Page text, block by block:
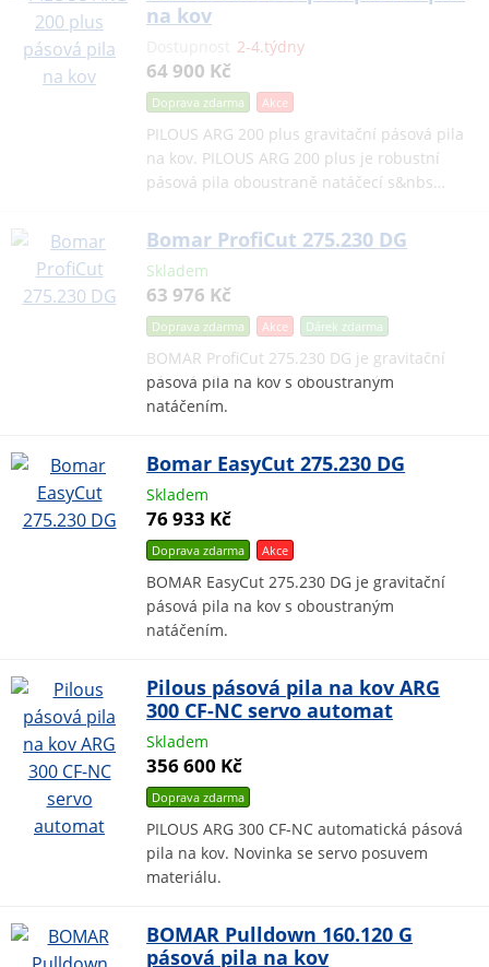
na kov
2-4.týdny
64 900 Kč
Doprava zdarma Akce
PILOUS ARG 200 plus gravitační pásová pila
na kov. PILOUS ARG 200 plus je robustní
pásová pila oboustraně natáčecí s&nbs…
Bomar ProfiCut 275.230 DG
Skladem
63 976 Kč
Doprava zdarma Akce Dárek zdarma
BOMAR ProfiCut 275.230 DG je gravitační
pásová pila na kov s oboustraným
natáčením.
Bomar EasyCut 275.230 DG
Skladem
76 933 Kč
Doprava zdarma Akce
BOMAR EasyCut 275.230 DG je gravitační
pásová pila na kov s oboustraným
natáčením.
Pilous pásová pila na kov ARG
300 CF-NC servo automat
Skladem
356 600 Kč
Doprava zdarma
PILOUS ARG 300 CF-NC automatická pásová
pila na kov. Novinka se servo posuvem
materiálu.
BOMAR Pulldown 160.120 G
pásová pila na kov